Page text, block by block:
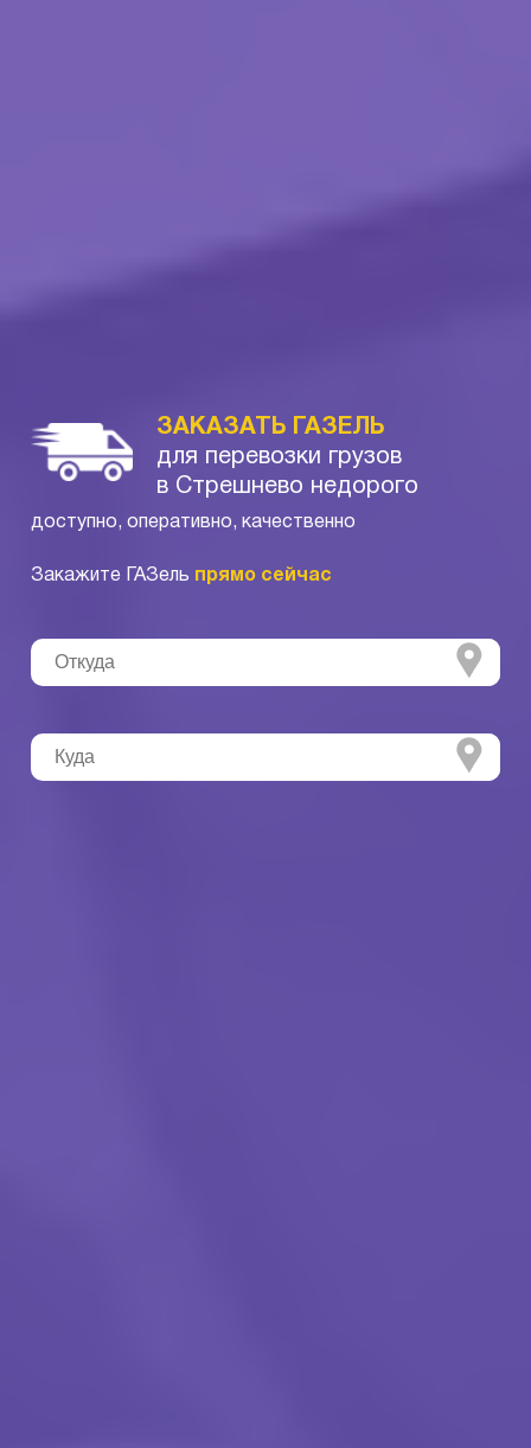
ЗАКАЗАТЬ ГАЗЕЛЬ
для перевозки грузов
в Стрешнево недорого
доступно, оперативно, качественно
Закажите ГАЗель прямо сейчас